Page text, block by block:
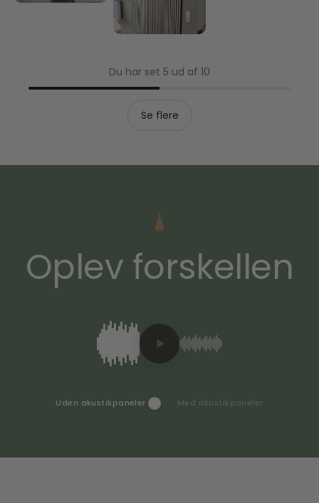
Du har set 5 ud af 10
Se flere
Oplev forskellen
Uden akustikpaneler Med akustikpaneler